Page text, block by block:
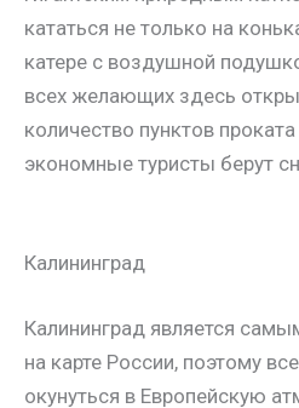
кататься не только на
катере с воздушной
всех желающих здесь
количество пунктов
экономные туристы берут
Калининград
Калининград является
на карте России, поэтому
окунуться в Европейскую